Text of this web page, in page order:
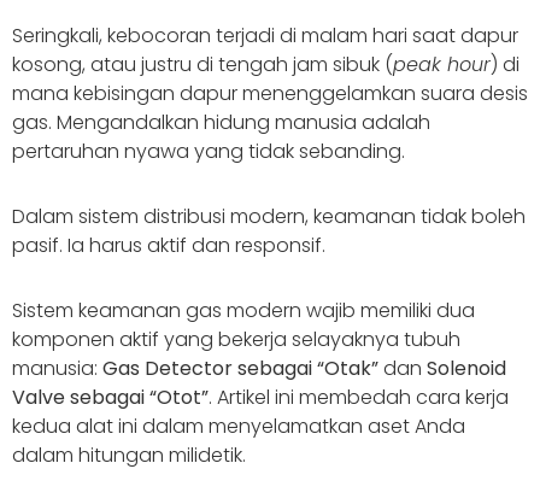
Seringkali, kebocoran terjadi di malam hari saat dapur
kosong, atau justru di tengah jam sibuk (peak hour) di
mana kebisingan dapur menenggelamkan suara desis
gas. Mengandalkan hidung manusia adalah
pertaruhan nyawa yang tidak sebanding.
Dalam sistem distribusi modern, keamanan tidak boleh
pasif. Ia harus aktif dan responsif.
Sistem keamanan gas modern wajib memiliki dua
komponen aktif yang bekerja selayaknya tubuh
manusia: Gas Detector sebagai “Otak”dan Solenoid
Valve sebagai “Otot”. Artikel ini membedah cara kerja
kedua alat ini dalam menyelamatkan aset Anda
dalam hitungan milidetik.